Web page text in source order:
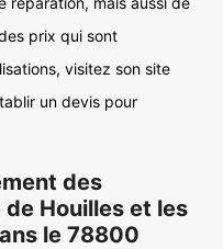
prix qui sont
visitez son site
un devis pour
des
Houilles et les
le 78800